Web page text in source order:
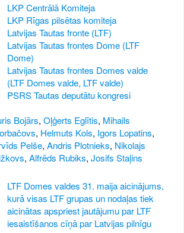
LKP Centrālā Komiteja
LKP Rīgas pilsētas komiteja
Latvijas Tautas fronte (LTF)
Latvijas Tautas frontes Dome (LTF
Dome)
Latvijas Tautas frontes Domes valde
(LTF Domes valde, LTF valde)
PSRS Tautas deputātu kongresi
Bojārs,Oļģerts Eglītis, Mihails
, Helmuts Kols, Igors Lopatins,
Pelše,Andris Plotnieks, Nikolajs
,Alfrēds Rubiks,Josifs Staļins
LTF Domes valdes 31. maija aicinājums,
kurā visas LTF grupas un nodaļas tiek
aicinātas apspriest jautājumu par LTF
iesaistīšanos cīņā par Latvijas pilnīgu